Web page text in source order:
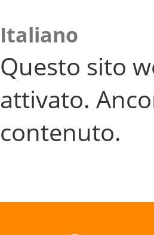
Italiano
Questo sito
attivato.
contenuto.